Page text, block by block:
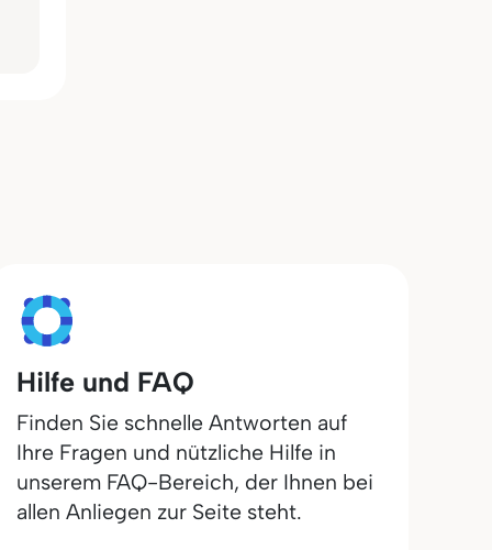
Hilfe und FAQ
Finden Sie schnelle Antworten auf
Ihre Fragen und nützliche Hilfe in
unserem FAQ-Bereich, der Ihnen bei
allen Anliegen zur Seite steht.